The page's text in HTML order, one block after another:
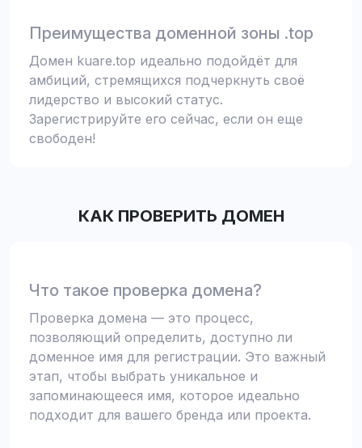
Преимущества доменной зоны .top
Домен kuare.top идеально подойдёт для
амбиций, стремящихся подчеркнуть своё
лидерство и высокий статус.
Зарегистрируйте его сейчас, если он еще
свободен!
КАК ПРОВЕРИТЬ ДОМЕН
Что такое проверка домена?
Проверка домена — это процесс,
позволяющий определить, доступно ли
доменное имя для регистрации. Это важный
этап, чтобы выбрать уникальное и
запоминающееся имя, которое идеально
подходит для вашего бренда или проекта.